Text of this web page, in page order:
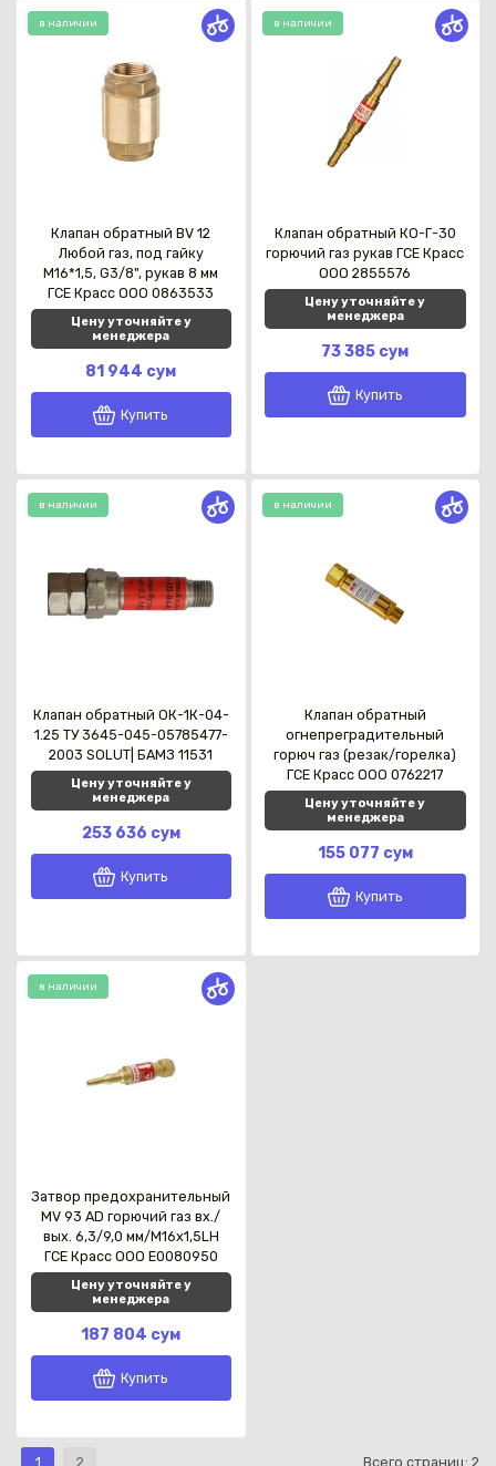
в наличии
Клапан обратный BV 12
Любой газ, под гайку
М16*1,5, G3/8", рукав 8 мм
ГСЕ Красс OOO 0863533
Цену уточняйте у
менеджера
81 944 сум
Купить
в наличии
Клапан обратный КО-Г-30
горючий газ рукав ГСЕ Красс
OOO 2855576
Цену уточняйте у
менеджера
73 385 сум
Купить
в наличии
Клапан обратный ОК-1К-04-
1.25 ТУ 3645-045-05785477-
2003 SOLUT| БАМЗ 11531
Цену уточняйте у
менеджера
253 636 сум
Купить
в наличии
Клапан обратный
огнепреградительный
горюч газ (резак/горелка)
ГСЕ Красс OOO 0762217
Цену уточняйте у
менеджера
155 077 сум
Купить
в наличии
Затвор предохранительный
MV 93 AD горючий газ вх./
вых. 6,3/9,0 мм/М16х1,5LH
ГСЕ Красс OOO E0080950
Цену уточняйте у
менеджера
187 804 сум
Купить
Всего страниц: 2
1 2